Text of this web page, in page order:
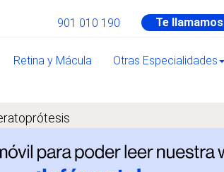
901 010 190 Te llamamos
Retina y Mácula Otras Especialidades